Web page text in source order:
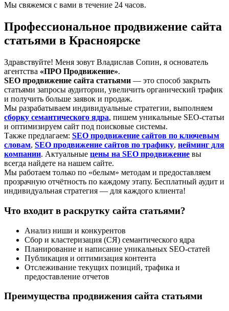
Мы свяжемся с вами в течение 24 часов.
Профессиональное продвижение сайта
статьями в Красноярске
Здравствуйте! Меня зовут Владислав Сопин, я основатель
агентства «ПРО Продвижение».
SEO продвижение сайта статьями — это способ закрыть
статьями запросы аудитории, увеличить органический трафик
и получить больше заявок и продаж.
Мы разрабатываем индивидуальные стратегии, выполняем
сборку семантического ядра, пишем уникальные SEO-статьи
и оптимизируем сайт под поисковые системы.
Также предлагаем: SEO продвижение сайтов по ключевым
словам, SEO продвижение сайтов по трафику, нейминг для
компании. Актуальные цены на SEO продвижение вы
всегда найдете на нашем сайте.
Мы работаем только по «белым» методам и предоставляем
прозрачную отчётность по каждому этапу. Бесплатный аудит и
индивидуальная стратегия — для каждого клиента!
Что входит в раскрутку сайта статьями?
Анализ ниши и конкурентов
Сбор и кластеризация (СЯ) семантического ядра
Планирование и написание уникальных SEO-статей
Публикация и оптимизация контента
Отслеживание текущих позиций, трафика и
предоставление отчетов
Преимущества продвижения сайта статьями